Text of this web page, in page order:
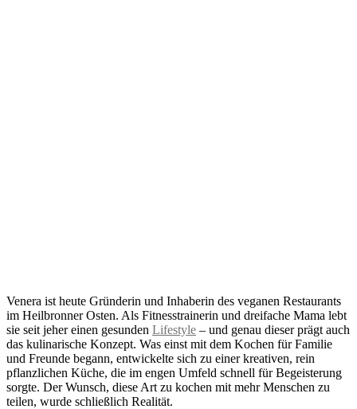
Venera ist heute Gründerin und Inhaberin des veganen Restaurants
im Heilbronner Osten. Als Fitnesstrainerin und dreifache Mama lebt
sie seit jeher einen gesunden Lifestyle – und genau dieser prägt auch
das kulinarische Konzept. Was einst mit dem Kochen für Familie
und Freunde begann, entwickelte sich zu einer kreativen, rein
pflanzlichen Küche, die im engen Umfeld schnell für Begeisterung
sorgte. Der Wunsch, diese Art zu kochen mit mehr Menschen zu
teilen, wurde schließlich Realität.